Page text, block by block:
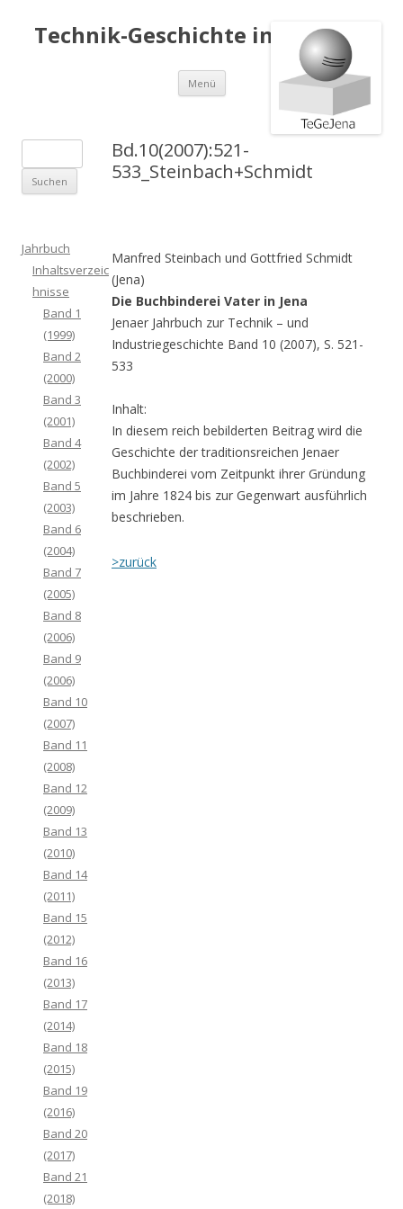
Technik-Geschichte in Jena e.V.
Menü Springe
Inhalt
Bd.10(2007):521-
533_Steinbach+Schmidt
Manfred Steinbach und Gottfried Schmidt
(Jena)
Die Buchbinderei Vater in Jena
Jenaer Jahrbuch zur Technik – und
Industriegeschichte Band 10 (2007), S. 521-
533
Inhalt:
In diesem reich bebilderten Beitrag wird die
Geschichte der traditionsreichen Jenaer
Buchbinderei vom Zeitpunkt ihrer Gründung
im Jahre 1824 bis zur Gegenwart ausführlich
beschrieben.
>zurück
u
c
n
Jahrbuch
Inhaltsverzeic
hnisse
Band 1
(1999)
Band 2
(2000)
Band 3
(2001)
Band 4
(2002)
Band 5
(2003)
Band 6
(2004)
Band 7
(2005)
Band 8
(2006)
Band 9
(2006)
Band 10
(2007)
Band 11
(2008)
Band 12
(2009)
Band 13
(2010)
Band 14
(2011)
Band 15
(2012)
Band 16
(2013)
Band 17
(2014)
Band 18
(2015)
Band 19
(2016)
Band 20
(2017)
Band 21
(2018)